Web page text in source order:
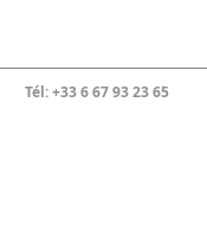
Tél: +33 6 67 93 23 65